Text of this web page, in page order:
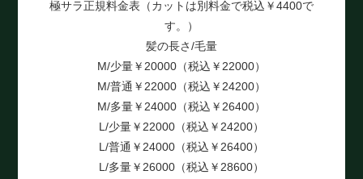
極サラ正規料金表（カットは別料金で税込￥4400で
す。）
髪の長さ/毛量
M/少量￥20000（税込￥22000）
M/普通￥22000（税込￥24200）
M/多量￥24000（税込￥26400）
L/少量￥22000（税込￥24200）
L/普通￥24000（税込￥26400）
L/多量￥26000（税込￥28600）